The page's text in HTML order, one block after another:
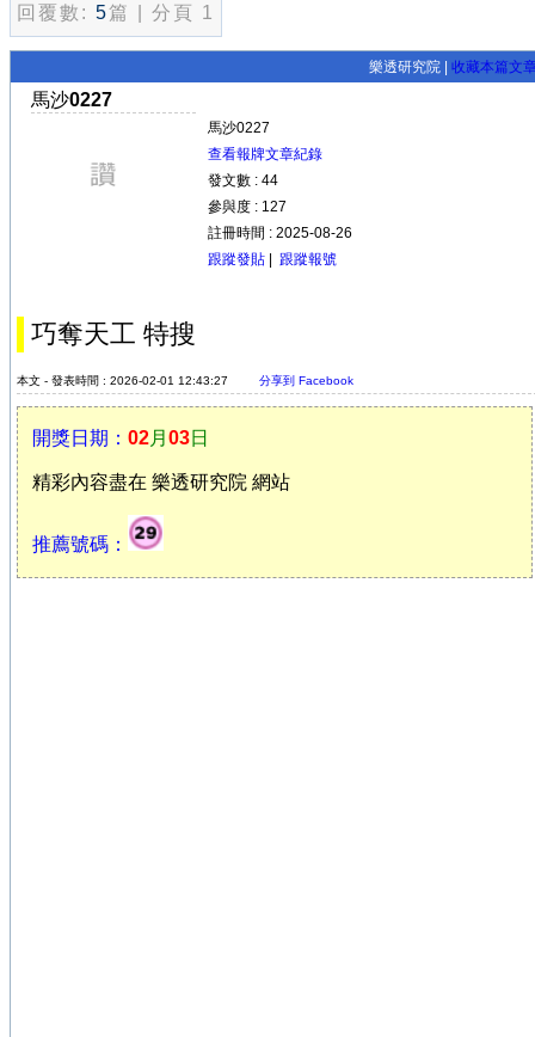
回覆數: 5篇 | 分頁 1
樂透研究院 | 收藏本篇文
馬沙0227
馬沙0227
查看報牌文章紀錄
發文數 : 44
參與度 : 127
註冊時間 : 2025-08-26
跟蹤發貼
跟蹤報號
巧奪天工 特搜
本文 - 發表時間 : 2026-02-01 12:43:27 分享到 Facebook
開獎日期： 02月 03日
精彩內容盡在 樂透研究院 網站
推薦號碼：